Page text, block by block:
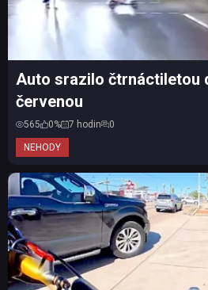
NEHODY
Auto srazilo čtrnáctiletou
červenou
565 0% 7 hodin 0